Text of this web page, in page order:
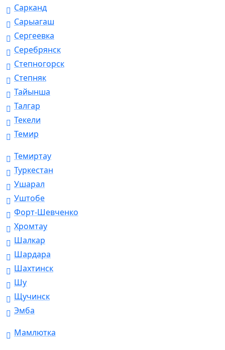
Сарканд
Сарыагаш
Сергеевка
Серебрянск
Степногорск
Степняк
Тайынша
Талгар
Текели
Темир
Темиртау
Туркестан
Ушарал
Уштобе
Форт-Шевченко
Хромтау
Шалкар
Шардара
Шахтинск
Шу
Щучинск
Эмба
Мамлютка